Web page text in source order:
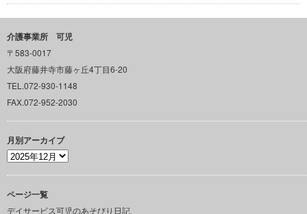
介護事業所 可児
〒583-0017
大阪府藤井寺市藤ヶ丘4丁目6-20
TEL.072-930-1148
FAX.072-952-2030
月別アーカイブ
ページ一覧
デイサービス可児のあそびり日記